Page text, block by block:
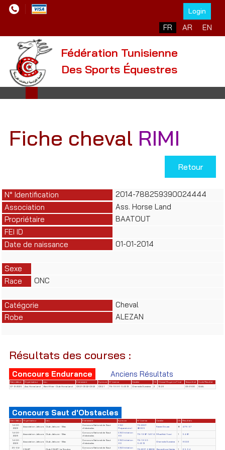
Login
Sélectionnez votre
FR AR EN
Fédération Tunisienne
Des Sports Équestres
Fiche cheval RIMI
Retour
N° Identification
2014-788259390024444
Association
Ass. Horse Land
Propriétaire
BAATOUT
FEI ID
Date de naissance
01-01-2014
Sexe
Race
ONC
Catégorie
Cheval
Robe
ALEZAN
Résultats des courses :
Concours Endurance Anciens Résultats
Date début Organisateur Lieu Evènement Epreuve N° Licence Cavalier Clt Vitesse Moyenne Final Temps final
Code Résultat
07-12-2025
Ass. Horse Land Béni Khiar- Club Horse Land CEQ1-CEQ2-CEQ3 CEQ 1 TN-1996-54513 Charrada Oumaima 2 13.26 03:01:00 QUAL
Concours Saut d'Obstacles
Date début Organisateur Lieu Evènement Epreuve N° License Cavalier Clt
Résultats
14-06-
2026
Association Jafoura Club Jafoura - Sfax
Concours National de Saut
d'obstacles
CSO
Préparatoire I
TN-2007-
83005
Kacem Douaa 8 4/76.57
14-06-
2026
Association Jafoura Club Jafoura - Sfax
Concours National de Saut
d'obstacles
CSO Initiation
60
TN-1987-14614 Mhadhbi Yosri 1 54.81
14-06-
2026
Association Jafoura Club Jafoura - Sfax
Concours National de Saut
d'obstacles
CSO Initiation
60
TN-1996-
54513
Charrada Oumaima 1 60.32
25-04-
CSUIP Club CSUIP- La Soukra
Concours National de Saut
CSO Initiation
TN-2017-98028 Bensidhom Haidar 1 65.54